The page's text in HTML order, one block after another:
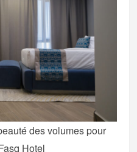
des volumes pour
Hotel